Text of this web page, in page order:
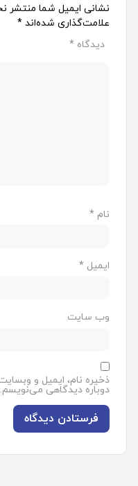
نشانی ایمیل شما منتشر
علامت‌گذاری شده‌اند *
دیدگاه *
نام *
ایمیل *
وب‌ سایت
ذخیره نام، ایمیل و
دوباره دیدگاهی می‌نویسم.